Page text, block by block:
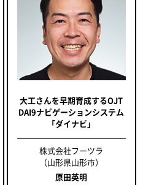
大工さんを早期育成するOJT
DAI9ナビゲーションシステム
「ダイナビ」
株式会社フーツラ
（山形県山形市）
原田英明